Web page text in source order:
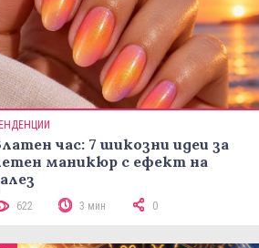
час: 7 шикозни идеи за
маникюр с ефект на
622 3 мин 0